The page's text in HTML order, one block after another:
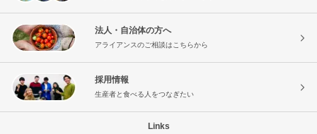
法人・自治体の方へ
アライアンスのご相談はこちらから
採用情報
生産者と食べる人をつなぎたい
Links